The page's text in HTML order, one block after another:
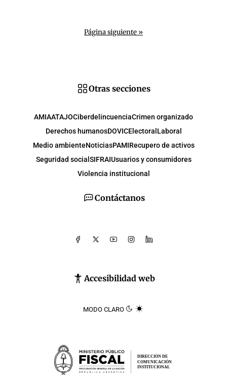
Página siguiente »
Contáctanos
Accesibilidad web
MODO CLARO
Otras secciones
AMIAATAJOCiberdelincuenciaCrimen organizado
Derechos humanosDOVICElectoral Laboral
Medio ambienteNoticiasPAMIRecupero de activos
Seguridad social SIFRAIUsuarios y consumidores
Violencia institucional
DIRECCIÓN DE
COMUNICACIÓN
INSTITUCIONAL